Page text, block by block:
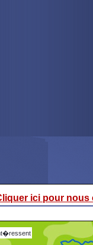
ici pour nous